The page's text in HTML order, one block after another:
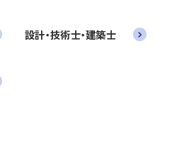
設計・技術士・建築士